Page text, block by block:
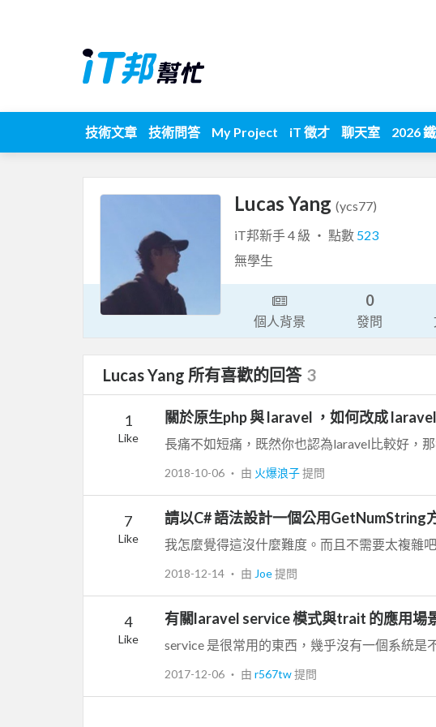
技術文章 技術問答 My Project iT 徵才 聊天室 2026
Lucas Yang (ycs77)
iT邦新手 4 級 ‧ 點數 523
無學生
個人背景
0
發問
Lucas Yang 所有喜歡的回答 3
1
Like
關於原生php 與 laravel ，如何改成
2018-10-06 ‧ 由 火爆浪子提問
7
Like
請以C# 語法設計一個公用GetNumString
2018-12-14 ‧ 由 Joe提問
4
Like
有關laravel service 模式與trait 的應用場
2017-12-06 ‧ 由 r567tw提問